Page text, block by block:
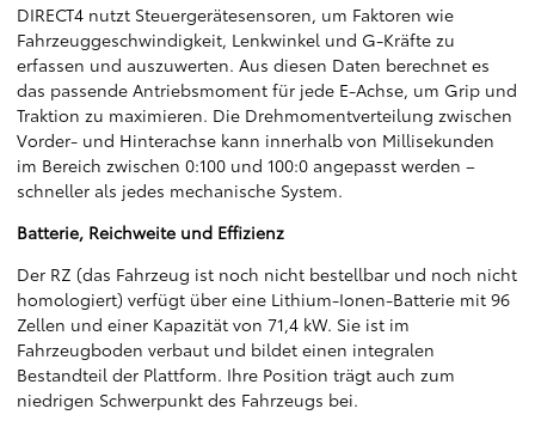
DIRECT4 nutzt Steuergerätesensoren, um Faktoren wie
Fahrzeuggeschwindigkeit, Lenkwinkel und G-Kräfte zu
erfassen und auszuwerten. Aus diesen Daten berechnet es
das passende Antriebsmoment für jede E-Achse, um Grip und
Traktion zu maximieren. Die Drehmomentverteilung zwischen
Vorder- und Hinterachse kann innerhalb von Millisekunden
im Bereich zwischen 0:100 und 100:0 angepasst werden –
schneller als jedes mechanische System.
Batterie, Reichweite und Effizienz
Der RZ (das Fahrzeug ist noch nicht bestellbar und noch nicht
homologiert) verfügt über eine Lithium-Ionen-Batterie mit 96
Zellen und einer Kapazität von 71,4 kW. Sie ist im
Fahrzeugboden verbaut und bildet einen integralen
Bestandteil der Plattform. Ihre Position trägt auch zum
niedrigen Schwerpunkt des Fahrzeugs bei.